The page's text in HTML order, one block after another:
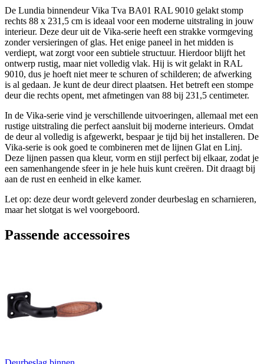
De Lundia binnendeur Vika Tva BA01 RAL 9010 gelakt stomp
rechts 88 x 231,5 cm is ideaal voor een moderne uitstraling in jouw
interieur. Deze deur uit de Vika-serie heeft een strakke vormgeving
zonder versieringen of glas. Het enige paneel in het midden is
verdiept, wat zorgt voor een subtiele structuur. Hierdoor blijft het
ontwerp rustig, maar niet volledig vlak. Hij is wit gelakt in RAL
9010, dus je hoeft niet meer te schuren of schilderen; de afwerking
is al gedaan. Je kunt de deur direct plaatsen. Het betreft een stompe
deur die rechts opent, met afmetingen van 88 bij 231,5 centimeter.
In de Vika-serie vind je verschillende uitvoeringen, allemaal met een
rustige uitstraling die perfect aansluit bij moderne interieurs. Omdat
de deur al volledig is afgewerkt, bespaar je tijd bij het installeren. De
Vika-serie is ook goed te combineren met de lijnen Glat en Linj.
Deze lijnen passen qua kleur, vorm en stijl perfect bij elkaar, zodat je
een samenhangende sfeer in je hele huis kunt creëren. Dit draagt bij
aan de rust en eenheid in elke kamer.
Let op: deze deur wordt geleverd zonder deurbeslag en scharnieren,
maar het slotgat is wel voorgeboord.
Passende accessoires